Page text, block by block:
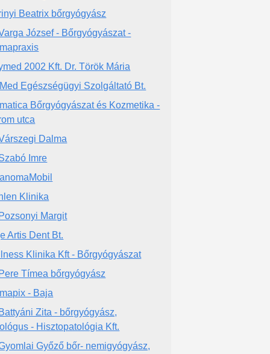
Beatrix bőrgyógyász
József - Bőrgyógyászat -
2002 Kft. Dr. Török Mária
Egészségügyi Szolgáltató Bt.
Bőrgyógyászat és Kozmetika -
utca
Dalma
Imre
Klinika
Margit
Artis Dent Bt.
Klinika Kft - Bőrgyógyászat
Tímea bőrgyógyász
- Baja
Zita - bőrgyógyász,
- Hisztopatológia Kft.
Győző bőr- nemigyógyász,